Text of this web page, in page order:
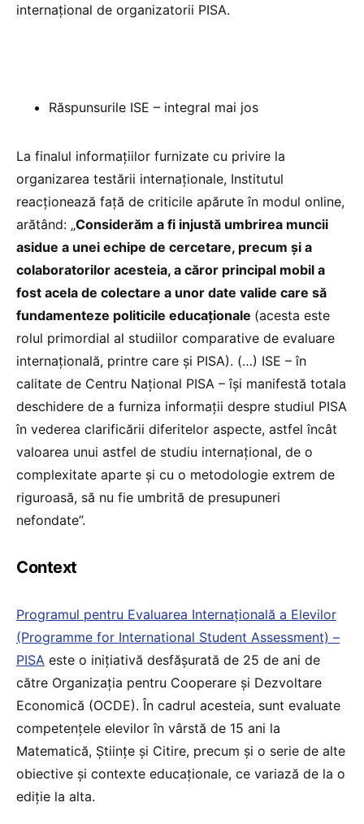
internațional de organizatorii PISA.
Răspunsurile ISE – integral mai jos
La finalul informațiilor furnizate cu privire la
organizarea testării internaționale, Institutul
reacționează față de criticile apărute în modul online,
arătând: „Considerăm a fi injustă umbrirea muncii
asidue a unei echipe de cercetare, precum și a
colaboratorilor acesteia, a căror principal mobil a
fost acela de colectare a unor date valide care să
fundamenteze politicile educaționale (acesta este
rolul primordial al studiilor comparative de evaluare
internațională, printre care și PISA). (…) ISE – în
calitate de Centru Național PISA – își manifestă totala
deschidere de a furniza informații despre studiul PISA
în vederea clarificării diferitelor aspecte, astfel încât
valoarea unui astfel de studiu internațional, de o
complexitate aparte și cu o metodologie extrem de
riguroasă, să nu fie umbrită de presupuneri
nefondate”.
Context
Programul pentru Evaluarea Internațională a Elevilor
(Programme for International Student Assessment) –
PISA este o inițiativă desfășurată de 25 de ani de
către Organizația pentru Cooperare și Dezvoltare
Economică (OCDE). În cadrul acesteia, sunt evaluate
competențele elevilor în vârstă de 15 ani la
Matematică, Științe și Citire, precum și o serie de alte
obiective și contexte educaționale, ce variază de la o
ediție la alta.